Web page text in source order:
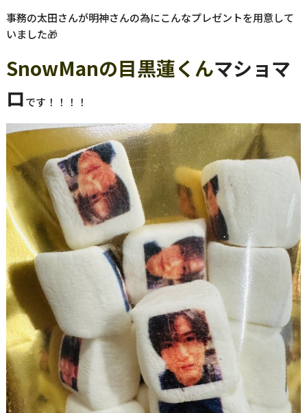
事務の太田さんが明神さんの為にこんなプレゼントを用意して
いました🎁
SnowManの目黒蓮くんマショマ
ロです！！！！